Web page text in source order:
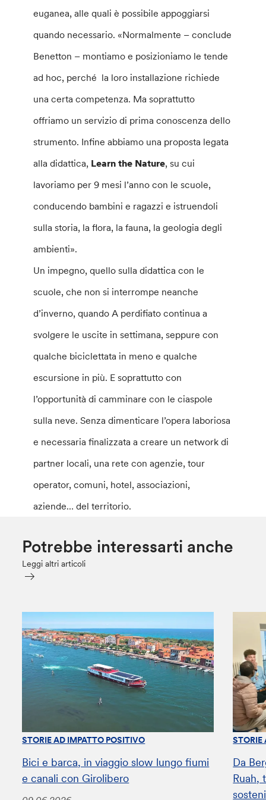
euganea, alle quali è possibile appoggiarsi
quando necessario. «Normalmente – conclude
Benetton – montiamo e posizioniamo le tende
ad hoc, perché la loro installazione richiede
una certa competenza. Ma soprattutto
offriamo un servizio di prima conoscenza dello
strumento. Infine abbiamo una proposta legata
alla didattica, Learn the Nature, su cui
lavoriamo per 9 mesi l’anno con le scuole,
conducendo bambini e ragazzi e istruendoli
sulla storia, la flora, la fauna, la geologia degli
ambienti».
Un impegno, quello sulla didattica con le
scuole, che non si interrompe neanche
d’inverno, quando A perdifiato continua a
svolgere le uscite in settimana, seppure con
qualche biciclettata in meno e qualche
escursione in più. E soprattutto con
l’opportunità di camminare con le ciaspole
sulla neve. Senza dimenticare l’opera laboriosa
e necessaria finalizzata a creare un network di
partner locali, una rete con agenzie, tour
operator, comuni, hotel, associazioni,
aziende… del territorio.
Potrebbe interessarti anche
Leggi altri articoli
STORIE AD IMPATTO POSITIVO
Bici e barca, in viaggio slow lungo fiumi
e canali con Girolibero
STORIE
Da
Ruah,